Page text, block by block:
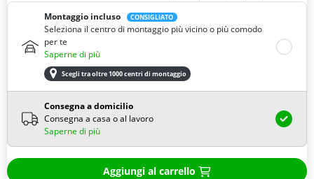
Montaggio incluso
CONSIGLIATO
Seleziona il centro di montaggio più vicino o più comodo
per te
Saperne di più
Scegli tra oltre 1000 centri di montaggio
Consegna a domicilio
Consegna a casa o al lavoro
Saperne di più
Aggiungi al carrello